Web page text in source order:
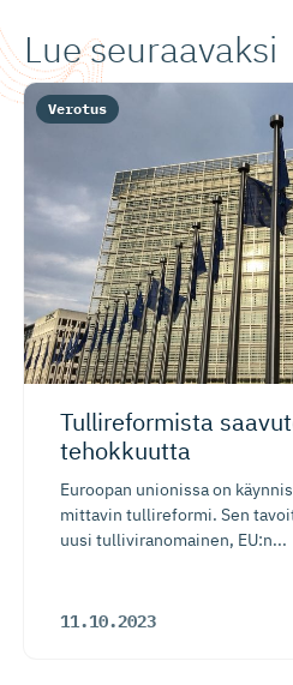
Lue seuraavaksi
Tullireformista
tehokkuutta
Euroopan unionissa on
mittavin tullireformi. Sen
uusi tulliviranomainen, EU:n...
11.10.2023
Verotus